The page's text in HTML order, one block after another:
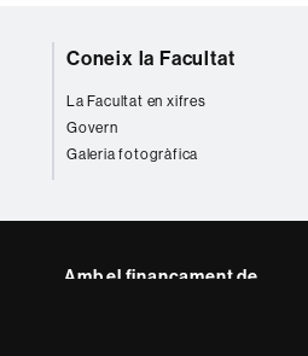
Coneix la Facultat
La Facultat en xifres
Govern
Galeria fotogràfica
Amb el finançament de